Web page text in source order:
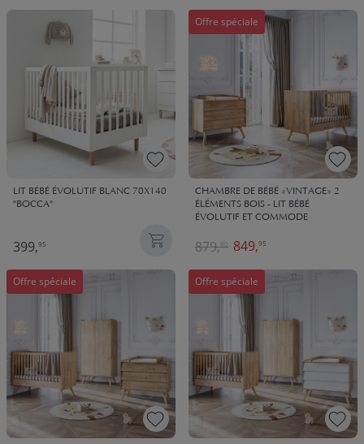
LIT BÉBÉ ÉVOLUTIF BLANC 70X140
"BOCCA"
399,95
Offre spéciale
CHAMBRE DE BÉBÉ «VINTAGE» 2
ÉLÉMENTS BOIS - LIT BÉBÉ
ÉVOLUTIF ET COMMODE
849,95
879,90
Offre spéciale Offre spéciale